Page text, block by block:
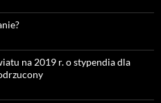
na 2019 r. o stypendia dla